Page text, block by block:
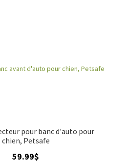
pour banc d'auto pour
chien, Petsafe
59.99$